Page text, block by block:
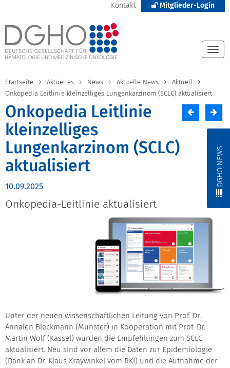
Kontakt Mitglieder-Login
DGHO NEWS
Startseite Aktuelles News Aktuelle News
Aktuell
Onkopedia Leitlinie kleinzelliges Lungenkarzinom (SCLC) aktualisiert
Onkopedia Leitlinie
kleinzelliges
Lungenkarzinom (SCLC)
aktualisiert
10.09.2025
Onkopedia-Leitlinie aktualisiert
Unter der neuen wissenschaftlichen Leitung von Prof. Dr.
Annalen Bleckmann (Münster) in Kooperation mit Prof. Dr.
Martin Wolf (Kassel) wurden die Empfehlungen zum SCLC
aktualisiert. Neu sind vor allem die Daten zur Epidemiologie
(Dank an Dr. Klaus Kraywinkel vom RKI) und die Aufnahme der